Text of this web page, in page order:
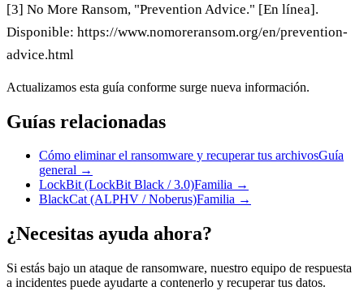
[3] No More Ransom, "Prevention Advice." [En línea].
Disponible: https://www.nomoreransom.org/en/prevention-
advice.html
Actualizamos esta guía conforme surge nueva información.
Guías relacionadas
Cómo eliminar el ransomware y recuperar tus archivosGuía
general →
LockBit (LockBit Black / 3.0)Familia →
BlackCat (ALPHV / Noberus)Familia →
¿Necesitas ayuda ahora?
Si estás bajo un ataque de ransomware, nuestro equipo de respuesta
a incidentes puede ayudarte a contenerlo y recuperar tus datos.